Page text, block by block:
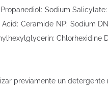
Sodium
Ceramide NP: Sodium
Chlorhexidine
previamente un